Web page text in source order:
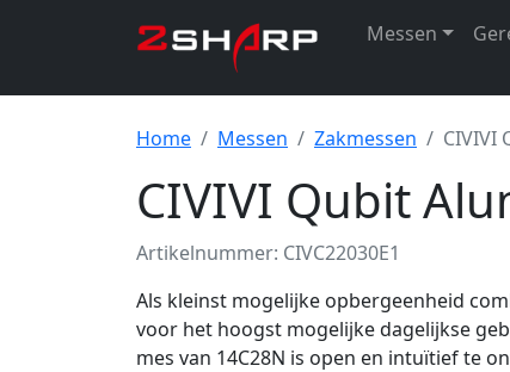
Messen
Home Messen Zakmessen CIVIVI
CIVIVI Qubit
Artikelnummer: CIVC22030E1
Als kleinst mogelijke opbergeenheid
voor het hoogst mogelijke dagelijkse
mes van 14C28N is open en intuïtief te